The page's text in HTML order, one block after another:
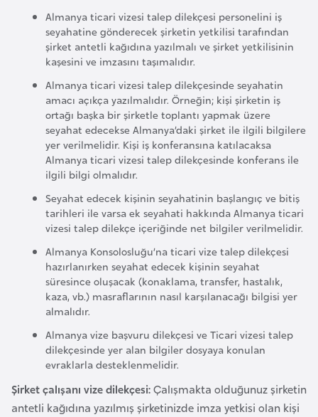
Almanya ticari vizesi talep dilekçesi personelini iş
seyahatine gönderecek şirketin yetkilisi tarafından
şirket antetli kağıdına yazılmalı ve şirket yetkilisinin
kaşesini ve imzasını taşımalıdır.
Almanya ticari vizesi talep dilekçesinde seyahatin
amacı açıkça yazılmalıdır. Örneğin; kişi şirketin iş
ortağı başka bir şirketle toplantı yapmak üzere
seyahat edecekse Almanya’daki şirket ile ilgili bilgilere
yer verilmelidir. Kişi iş konferansına katılacaksa
Almanya ticari vizesi talep dilekçesinde konferans ile
ilgili bilgi olmalıdır.
Seyahat edecek kişinin seyahatinin başlangıç ve bitiş
tarihleri ile varsa ek seyahati hakkında Almanya ticari
vizesi talep dilekçe içeriğinde net bilgiler verilmelidir.
Almanya Konsolosluğu’na ticari vize talep dilekçesi
hazırlanırken seyahat edecek kişinin seyahat
süresince oluşacak (konaklama, transfer, hastalık,
kaza, vb.) masraflarının nasıl karşılanacağı bilgisi yer
almalıdır.
Almanya vize başvuru dilekçesi ve Ticari vizesi talep
dilekçesinde yer alan bilgiler dosyaya konulan
evraklarla desteklenmelidir.
Şirket çalışanı vize dilekçesi:Çalışmakta olduğunuz şirketin
antetli kağıdına yazılmış şirketinizde imza yetkisi olan kişi
n
g